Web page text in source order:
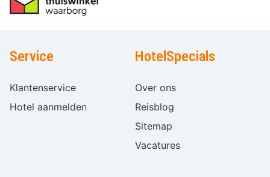
Service
Klantenservice
Hotel aanmelden
HotelSpecials
Over ons
Reisblog
Sitemap
Vacatures